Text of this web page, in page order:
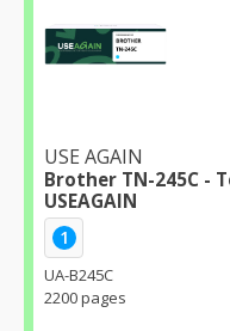
USE AGAIN
Brother TN-245C -
USEAGAIN
1
UA-B245C
2200 pages